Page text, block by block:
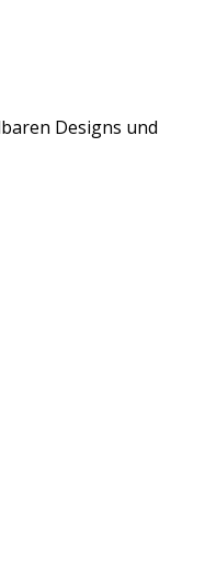
Designs und